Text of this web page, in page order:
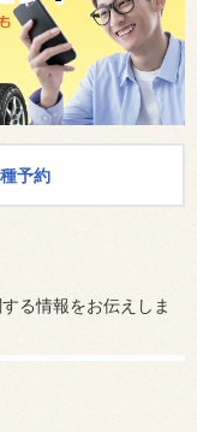
予約
る情報をお伝えしま